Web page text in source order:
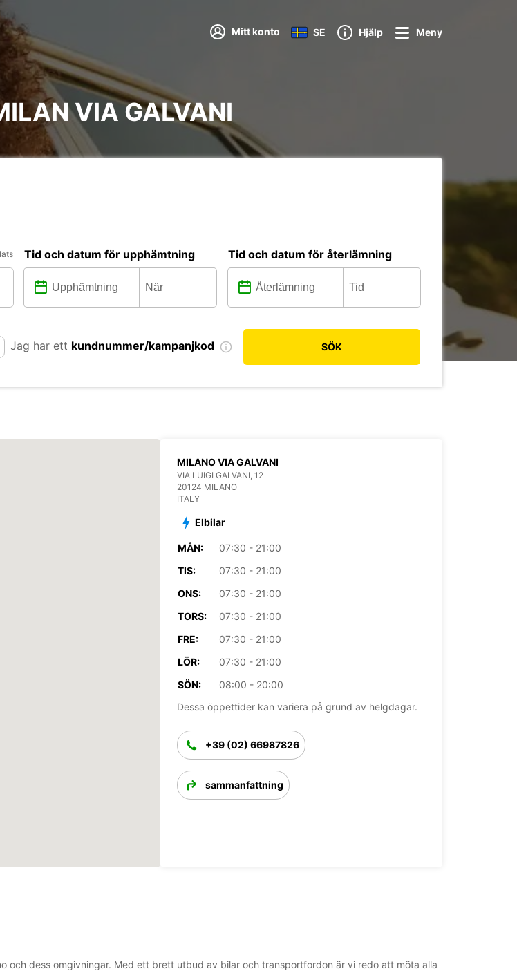
Mitt konto SE Hjälp Meny
VIA GALVANI
Tid och datum för upphämtning Tid och datum för återlämning
Jag har ett kundnummer/kampanjkod SÖK
MILANO VIA GALVANI
VIA LUIGI GALVANI, 12
20124 MILANO
ITALY
Elbilar
MÅN:
07:30 - 21:00
TIS:
07:30 - 21:00
ONS:
07:30 - 21:00
TORS:
07:30 - 21:00
FRE:
07:30 - 21:00
LÖR:
07:30 - 21:00
SÖN:
08:00 - 20:00
Dessa öppettider kan variera på grund av helgdagar.
+39 (02) 66987826
sammanfattning
och dess omgivningar. Med ett brett utbud av bilar och transportfordon är vi redo att möta alla